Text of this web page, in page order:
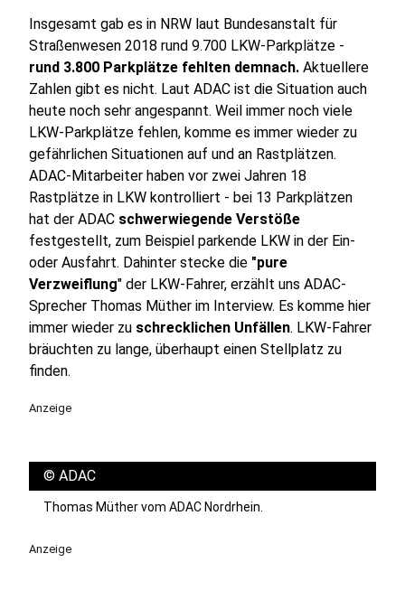
Insgesamt gab es in NRW laut Bundesanstalt für
Straßenwesen 2018 rund 9.700 LKW-Parkplätze -
rund 3.800 Parkplätze fehlten demnach. Aktuellere
Zahlen gibt es nicht. Laut ADAC ist die Situation auch
heute noch sehr angespannt. Weil immer noch viele
LKW-Parkplätze fehlen, komme es immer wieder zu
gefährlichen Situationen auf und an Rastplätzen.
ADAC-Mitarbeiter haben vor zwei Jahren 18
Rastplätze in LKW kontrolliert - bei 13 Parkplätzen
hat der ADAC schwerwiegende Verstöße
festgestellt, zum Beispiel parkende LKW in der Ein-
oder Ausfahrt. Dahinter stecke die "pure
Verzweiflung" der LKW-Fahrer, erzählt uns ADAC-
Sprecher Thomas Müther im Interview. Es komme hier
immer wieder zu schrecklichen Unfällen. LKW-Fahrer
bräuchten zu lange, überhaupt einen Stellplatz zu
finden.
Anzeige
© ADAC
Thomas Müther vom ADAC Nordrhein.
Anzeige